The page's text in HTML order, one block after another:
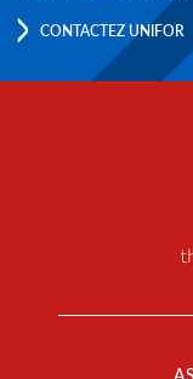
CONTACTEZ UNIFOR